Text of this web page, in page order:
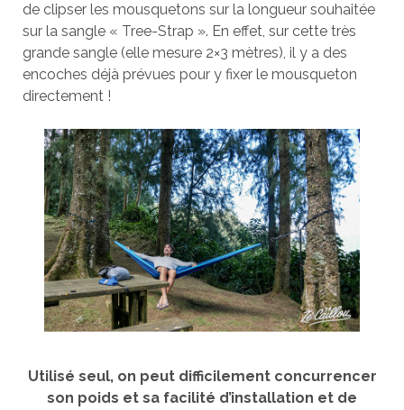
de clipser les mousquetons sur la longueur souhaitée
sur la sangle « Tree-Strap ». En effet, sur cette très
grande sangle (elle mesure 2×3 mètres), il y a des
encoches déjà prévues pour y fixer le mousqueton
directement !
Utilisé seul, on peut difficilement concurrencer
son poids et sa facilité d’installation et de